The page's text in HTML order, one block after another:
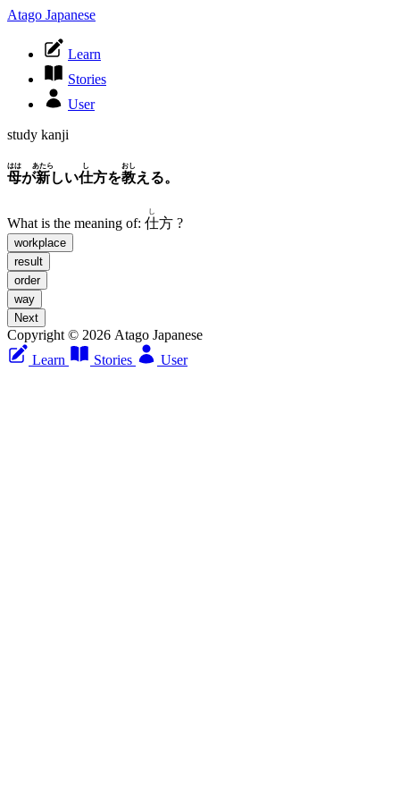
Atago Japanese
Learn
Stories
User
study kanji
母
はは
が新
あたら
しい仕
し
方を教
おし
える。
What is the meaning of: 仕
し
方 ?
workplace
result
order
way
Next
Copyright © 2026 Atago Japanese
Learn
Stories User